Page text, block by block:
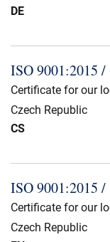
DE
ISO 9001:2015 /
Certificate for our
Czech Republic
CS
ISO 9001:2015 /
Certificate for our
Czech Republic